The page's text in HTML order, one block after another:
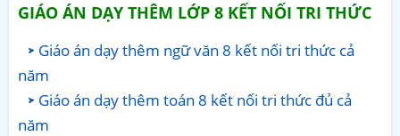
GIÁO ÁN DẠY THÊM LỚP 8 KẾT NỐI TRI THỨC
Giáo án dạy thêm ngữ văn 8 kết nối tri thức cả
năm
Giáo án dạy thêm toán 8 kết nối tri thức đủ cả
năm